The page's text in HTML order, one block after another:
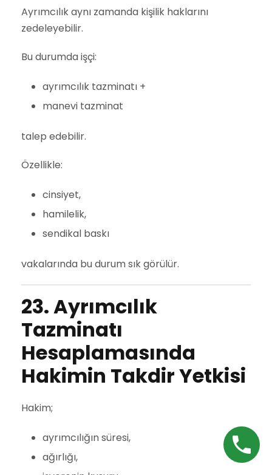
Ayrımcılık aynı zamanda kişilik haklarını
zedeleyebilir.
Bu durumda işçi:
ayrımcılık tazminatı +
manevi tazminat
talep edebilir.
Özellikle:
cinsiyet,
hamilelik,
sendikal baskı
vakalarında bu durum sık görülür.
23. Ayrımcılık
Tazminatı
Hesaplamasında
Hakimin Takdir Yetkisi
Hakim;
ayrımcılığın süresi,
ağırlığı,